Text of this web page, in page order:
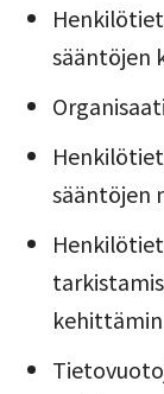
sääntöjen
sääntöjen